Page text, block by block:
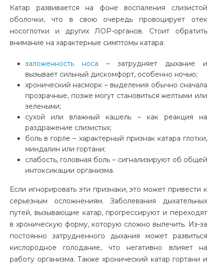
Катар развивается на фоне воспаления слизистой
оболочки, что в свою очередь провоцирует отек
носоглотки и других ЛОР-органов. Стоит обратить
внимание на характерные симптомы катара:
заложенность носа – затрудняет дыхание и
вызывает сильный дискомфорт, особенно ночью;
хронический насморк – выделения обычно сначала
прозрачные, позже могут становиться желтыми или
зелеными;
сухой или влажный кашель – как реакция на
раздражение слизистых;
боль в горле – характерный признак катара глотки,
миндалин или гортани;
слабость, головная боль – сигнализируют об общей
интоксикации организма.
Если игнорировать эти признаки, это может привести к
серьезным осложнениям. Заболевания дыхательных
путей, вызывающие катар, прогрессируют и переходят
в хроническую форму, которую сложно вылечить. Из-за
постоянно затрудненного дыхания может развиться
кислородное голодание, что негативно влияет на
работу организма. Также хронический катар гортани и